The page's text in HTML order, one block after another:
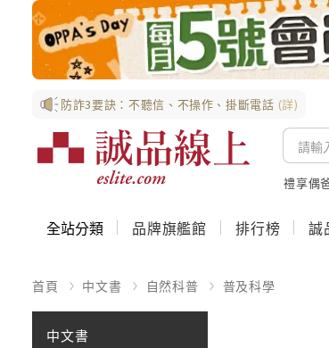
防詐3要訣：不聽信、不操作、掛斷電話 (詳)
禮享偶
全站分類 品牌旗艦館 排行榜 誠
首頁 中文書 自然科普 普及科學
中文書